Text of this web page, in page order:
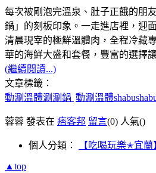
每次被剛泡完溫泉、肚子正餓的朋
鍋」的刻板印象。一走進店裡，迎
清晨現宰的極鮮溫體肉，全程冷藏
華的海鮮大盛和套餐，豐富的選擇
(繼續閱讀...)
文章標籤：
動涮溫體涮涮鍋 動涮溫體
蓉蓉 發表在 痞客邦 留言(0) 人氣()
個人分類： 【吃喝玩樂✭宜蘭
▲top